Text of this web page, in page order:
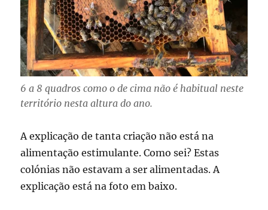
6 a 8 quadros como o de cima não é habitual neste
território nesta altura do ano.
A explicação de tanta criação não está na
alimentação estimulante. Como sei? Estas
colónias não estavam a ser alimentadas. A
explicação está na foto em baixo.